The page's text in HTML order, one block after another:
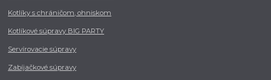
Kotlíky s chráničom, ohniskom
Kotlíkové súpravy BIG PARTY
Servírovacie súpravy
Zabíjačkové súpravy